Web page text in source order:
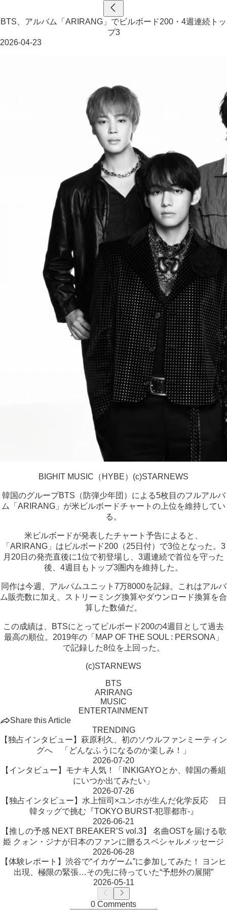
BTS、アルバム「ARIRANG」でビルボード200・4週連続トッ
プ3
2026-04-23
BIGHIT MUSIC（HYBE）(c)STARNEWS
韓国のグループBTS（防弾少年団）による5枚目のフルアルバ
ム「ARIRANG」が米ビルボードチャートの上位を維持してい
る。
米ビルボードが発表したチャート予告によると、
「ARIRANG」はビルボード200（25日付）で3位となった。3
月20日の発売直後に1位で初登場し、3週連続で首位を守った
後、4週目もトップ3圏内を維持した。
同作は今週、アルバムユニット7万8000を記録。これはアルバ
ム販売数に加え、ストリーミング換算やダウンロード換算を合
算した数値だ。
この成績は、BTSにとってビルボード200の4週目として過去
最高の順位。2019年の「MAP OF THE SOUL : PERSONA」
で記録した8位を上回った。
(c)STARNEWS
BTS
ARIRANG
MUSIC
ENTERTAINMENT
Share this Article
TRENDING
【独占インタビュー】萩原利久、初のソウルファンミーティン
グへ 「どんなふうになるのか楽しみ！」
2026-07-20
【インタビュー】モナキ人気！「INKIGAYOとか、韓国の番組
にいつか出てみたい」
2026-07-26
【独占インタビュー】水上恒司×ユンホが生んだ化学反応 日
韓タッグで挑む『TOKYO BURST-犯罪都市-』
2026-06-21
【推しの予感 NEXT BREAKER’S vol.3】 名曲OSTを届ける歌
姫 クォン・ジナが日本のファンに贈るスペシャルメッセージ
2026-06-28
【体験レポート】渋谷で“イカゲーム”に参加してみた！ ヨンヒ
出現、極限の緊張…その先に待っていた“予想外の展開”
2026-05-11
0 Comments